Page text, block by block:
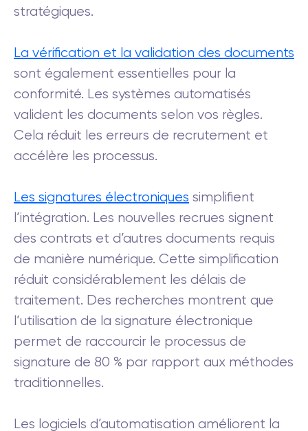
stratégiques.
La vérification et la validation des documents
sont également essentielles pour la
conformité. Les systèmes automatisés
valident les documents selon vos règles.
Cela réduit les erreurs de recrutement et
accélère les processus.
Les signatures électroniques simplifient
l’intégration. Les nouvelles recrues signent
des contrats et d’autres documents requis
de manière numérique. Cette simplification
réduit considérablement les délais de
traitement. Des recherches montrent que
l’utilisation de la signature électronique
permet de raccourcir le processus de
signature de 80 % par rapport aux méthodes
traditionnelles.
Les logiciels d’automatisation améliorent la